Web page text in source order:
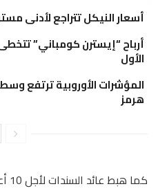
أسعار النيكل تتراجع لأدنى
الأول
المؤشرات الأوروبية ترتفع
هرمز